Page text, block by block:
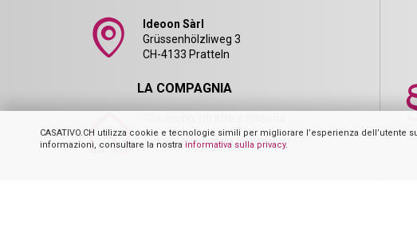
CASATIVO.CH utilizza cookie e tecnologie simili per migliorare l’esperienza
informazioni, consultare la nostra informativa sulla privacy.
Ideoon Sàrl
Grüssenhölzliweg 3
CH-4133 Pratteln
LA COMPAGNIA
Iscriviti alla nostra Newsletter